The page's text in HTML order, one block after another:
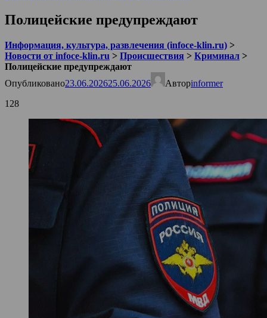
Полицейские предупреждают
Информация, культура, развлечения (infoce-klin.ru) >
Новости от infoce-klin.ru > Происшествия > Криминал >
Полицейские предупреждают
Опубликовано23.06.202625.06.2026 Авторinformer
128